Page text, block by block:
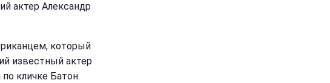
актер Александр
который
известный актер
кличке Батон.